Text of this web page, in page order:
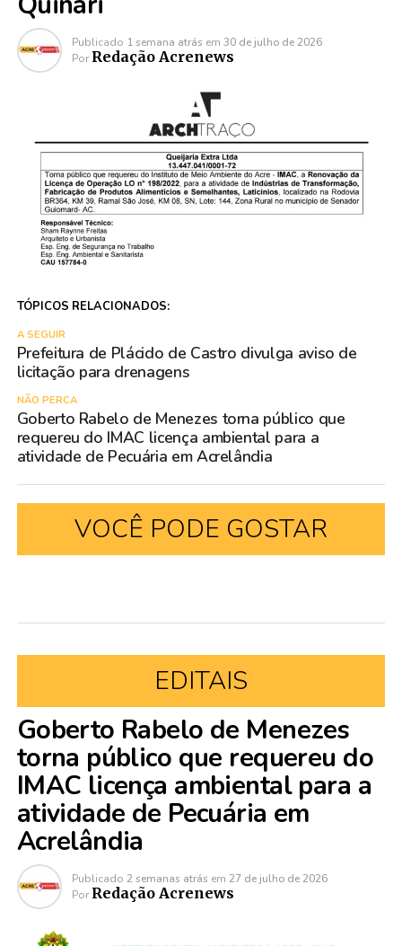
Publicado 1 semana atrás em 30 de julho de 2026
Por Redação Acrenews
TÓPICOS RELACIONADOS:
A SEGUIR
Prefeitura de Plácido de Castro divulga aviso de
licitação para drenagens
NÃO PERCA
Goberto Rabelo de Menezes torna público que
requereu do IMAC licença ambiental para a
atividade de Pecuária em Acrelândia
VOCÊ PODE GOSTAR
EDITAIS
Goberto Rabelo de Menezes
torna público que requereu do
IMAC licença ambiental para a
atividade de Pecuária em
Acrelândia
Publicado 2 semanas atrás em 27 de julho de 2026
Por Redação Acrenews